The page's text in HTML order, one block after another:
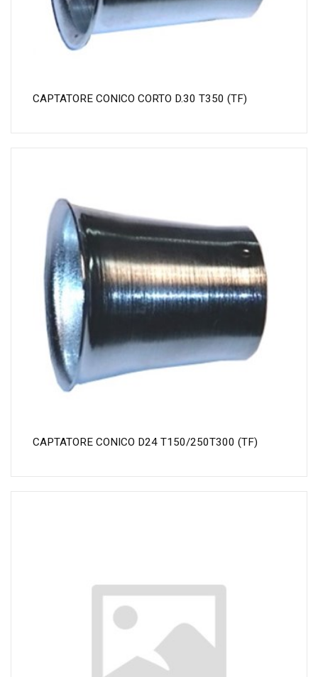
CAPTATORE CONICO CORTO D.30 T350 (TF)
CAPTATORE CONICO D24 T150/250T300 (TF)